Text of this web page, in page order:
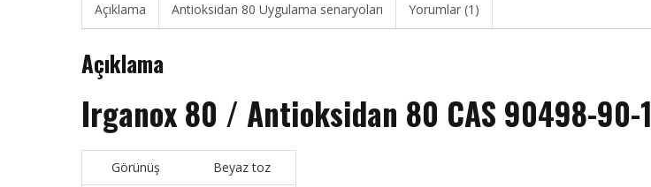
Açıklama Antioksidan 80 Uygulama senaryoları Yorumlar (1)
Açıklama
Irganox 80 / Antioksidan 80 CAS 90498-90-1
Görünüş Beyaz toz